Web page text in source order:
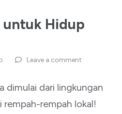
untuk Hidup
Leave a comment
dimulai dari lingkungan
rempah-rempah lokal!